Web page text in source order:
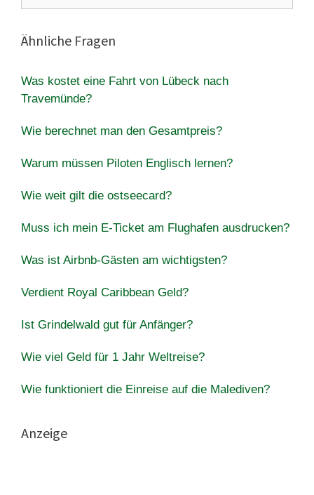
Ähnliche Fragen
Was kostet eine Fahrt von Lübeck nach
Travemünde?
Wie berechnet man den Gesamtpreis?
Warum müssen Piloten Englisch lernen?
Wie weit gilt die ostseecard?
Muss ich mein E-Ticket am Flughafen ausdrucken?
Was ist Airbnb-Gästen am wichtigsten?
Verdient Royal Caribbean Geld?
Ist Grindelwald gut für Anfänger?
Wie viel Geld für 1 Jahr Weltreise?
Wie funktioniert die Einreise auf die Malediven?
Anzeige